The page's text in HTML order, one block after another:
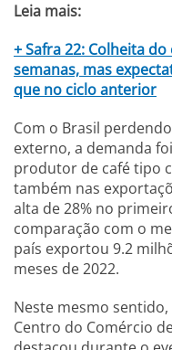
Leia mais:
+ Safra 22: Colheita
semanas, mas
que no ciclo anterior
Com o Brasil
externo, a demanda
produtor de café tipo
também nas
alta de 28% no
comparação com o
país exportou 9.2
meses de 2022.
Neste mesmo
Centro do Comércio